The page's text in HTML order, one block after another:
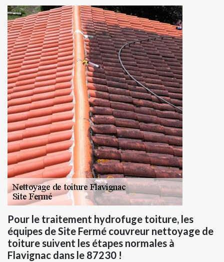
Pour le traitement hydrofuge toiture, les
équipes de Site Fermé couvreur nettoyage de
toiture suivent les étapes normales à
Flavignac dans le 87230 !